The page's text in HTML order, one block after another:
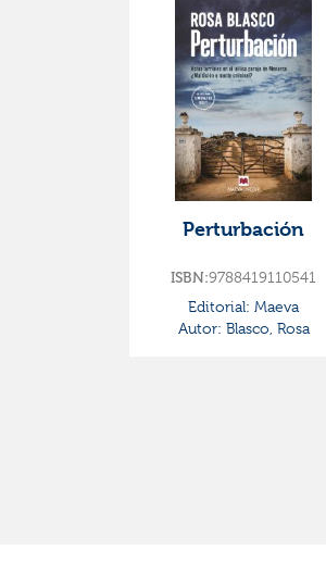
Perturbación
ISBN:9788419110541
Editorial: Maeva
Autor: Blasco, Rosa